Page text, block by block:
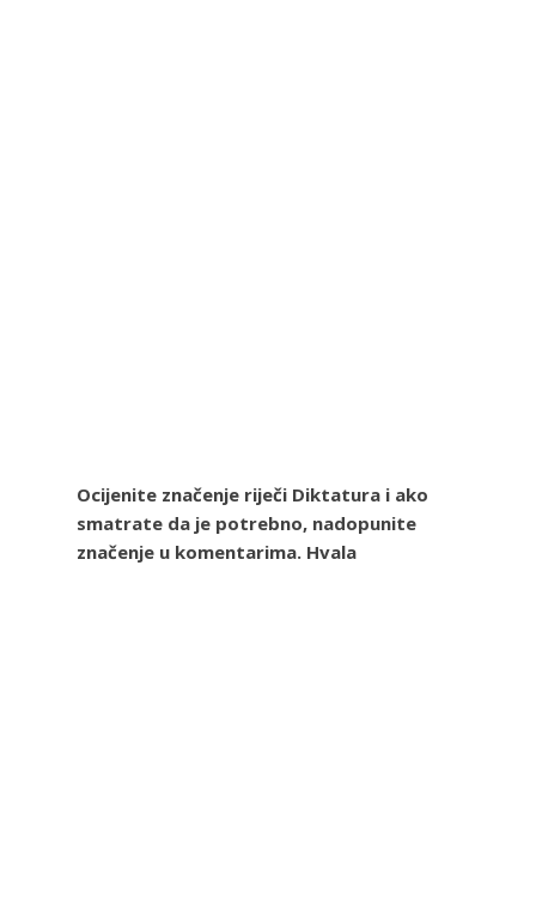
Ocijenite značenje riječi Diktatura i ako
smatrate da je potrebno, nadopunite
značenje u komentarima. Hvala